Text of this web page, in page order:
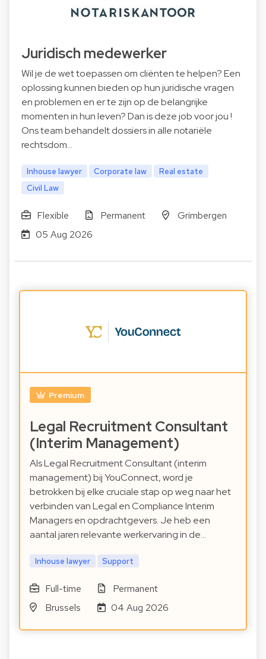
Juridisch medewerker
Wil je de wet toepassen om cliënten te helpen? Een
oplossing kunnen bieden op hun juridische vragen
en problemen en er te zijn op de belangrijke
momenten in hun leven? Dan is deze job voor jou !
Ons team behandelt dossiers in alle notariële
rechtsdom…
Inhouse lawyer Corporate law
Real estate
Civil Law
Flexible Permanent
Grimbergen
05 Aug 2026
Premium
Legal Recruitment Consultant
(Interim Management)
Als Legal Recruitment Consultant (interim
management) bij YouConnect, word je
betrokken bij elke cruciale stap op weg naar het
verbinden van Legal en Compliance Interim
Managers en opdrachtgevers. Je heb een
aantal jaren relevante werkervaring in de…
Inhouse lawyer Support
Full-time
Permanent
Brussels
04 Aug 2026